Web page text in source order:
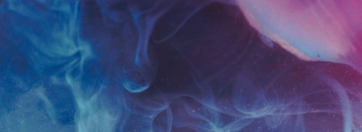
Giải đề thi từng câu
Lời khuyên
Giải đề thi
HỌC THỬ